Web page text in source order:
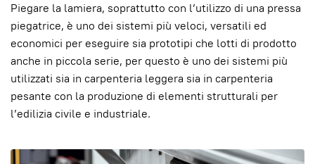
Piegare la lamiera, soprattutto con l’utilizzo di una pressa
piegatrice, è uno dei sistemi più veloci, versatili ed
economici per eseguire sia prototipi che lotti di prodotto
anche in piccola serie, per questo è uno dei sistemi più
utilizzati sia in carpenteria leggera sia in carpenteria
pesante con la produzione di elementi strutturali per
l’edilizia civile e industriale.